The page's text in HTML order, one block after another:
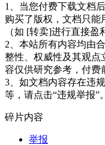
1、当您付费下载文档
购买了版权，文档只能
（如 [转卖]进行直接盈
2、本站所有内容均由
整性、权威性及其观点
容仅供研究参考，付费
3、如文档内容存在违
等，请点击“违规举报”。
碎片内容
举报